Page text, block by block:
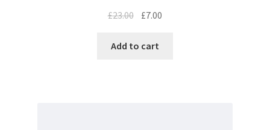
£23.00 £7.00
Add to cart